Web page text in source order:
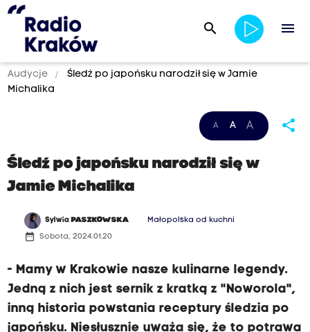
search menu
Audycje
Śledź po japońsku narodził się w Jamie
Michalika
A A A share
Śledź po japońsku narodził się w
Jamie Michalika
Sylwia PASZKOWSKA Małopolska od kuchni
date_range Sobota, 2024.01.20
- Mamy w Krakowie nasze kulinarne legendy.
Jedną z nich jest sernik z kratką z "Noworola",
inną historia powstania receptury śledzia po
japońsku. Niesłusznie uważa się, że to potrawa